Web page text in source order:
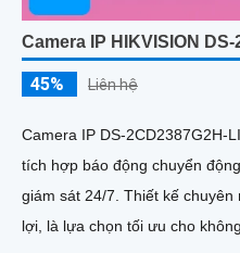
Camera IP HIKVISION
45% Liên hệ
Camera IP DS-2CD2387G2H-
tích hợp báo động chuyển
giám sát 24/7. Thiết kế chuyên nghiệp, kết nối dây mạng tiện
lợi, là lựa chọn tối ưu cho